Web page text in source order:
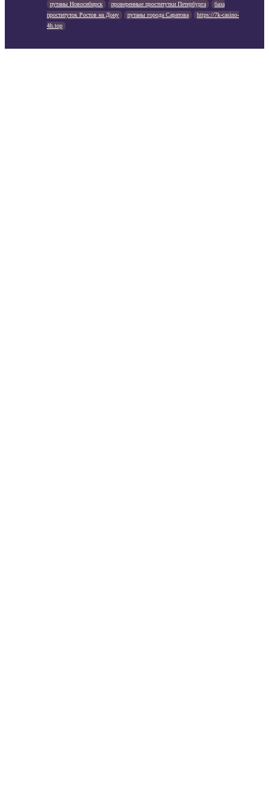
путаны Новосибирск
проверенные проститутки Петербурга
база
проституток Ростов на Дону
путаны города Саратова
https://7k-casino-
4h.top